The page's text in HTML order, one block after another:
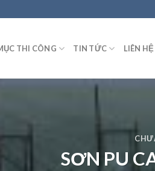
THI CÔNG TIN TỨC LIÊN HỆ
SƠN PU